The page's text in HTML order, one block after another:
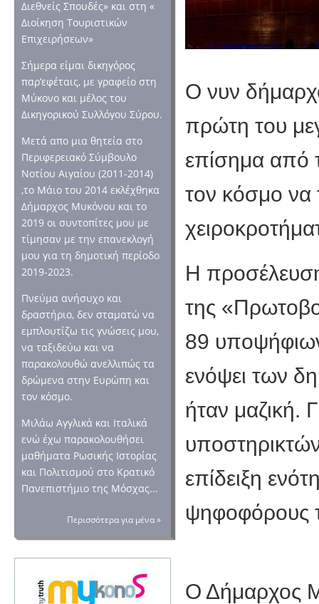
Διεθνείς Σπουδές» και στη «
Διοίκηση Τουριστικών
Επιχειρήσεων»
Σήμερα είμαι δικηγόρος
παρ’εφέταις, με γραφείο στη
Μύκονο και μέλος του
Δικηγορικού Συλλόγου Σύρου.
Μετά απο μια θητεία στο
Περιφερειακό Σύμβουλο
Νοτίου Αιγαίου (2011-2014)
,το Μάιο του 2014 εκλέχθηκα
Δήμαρχος Μυκόνου και το
2019 οι συντοπίτες μου με
τίμησαν με την επανεκλογή
μου για τη δημοτική περίοδο
2019-2023.
Πνεύμα ανήσυχο και
δραστήριο, δεν σταματώ να
εμπλουτίζω τις γνώσεις μου,
να ταξιδεύω και να
παρακολουθώ ανελλιπώς τα
δρώμενα στην Ευρώπη και
τον κόσμο.
Μιλάω Αγγλικά και Ιταλικά
ενώ έχω παρακολουθήσει
μαθήματα Ρωσικής Ιστορίας
και Πολιτισμού στο Κρατικό
Πανεπιστήμιο της Μόσχας...
Περισσότερα για μένα »
Ο νυν
πρώτη του
επίσημα από
τον κόσμο να
Η
της
89
ενόψει των
ήταν
επίδειξη
ψηφοφόρους
Ο Δήμαρχος